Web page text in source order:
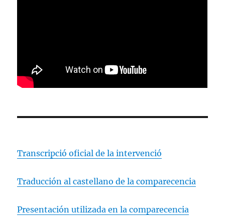
Transcripció oficial de la intervenció
Traducción al castellano de la comparecencia
Presentación utilizada en la comparecencia